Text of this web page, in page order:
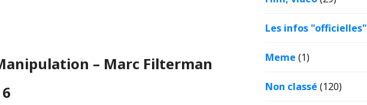
– Marc Filterman
Les infos "officielles"
Meme (1)
Non classé (120)